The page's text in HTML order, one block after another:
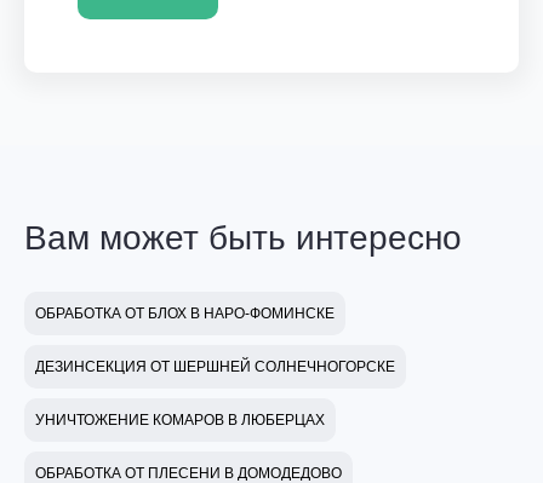
Вам может быть интересно
ОБРАБОТКА ОТ БЛОХ В НАРО-ФОМИНСКЕ
ДЕЗИНСЕКЦИЯ ОТ ШЕРШНЕЙ СОЛНЕЧНОГОРСКЕ
УНИЧТОЖЕНИЕ КОМАРОВ В ЛЮБЕРЦАХ
ОБРАБОТКА ОТ ПЛЕСЕНИ В ДОМОДЕДОВО